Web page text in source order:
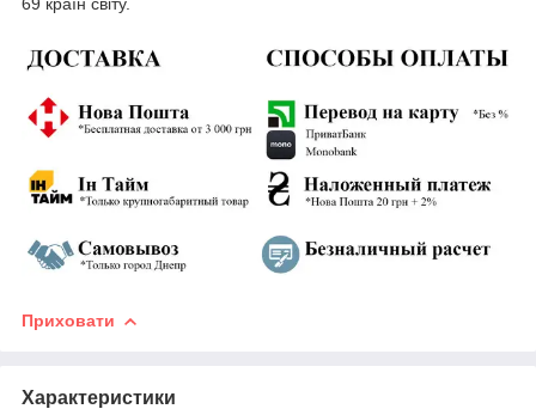
69 країн світу.
Приховати
Характеристики